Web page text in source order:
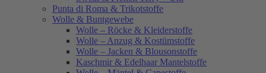
Punta di Roma & Trikotstoffe
Wolle & Buntgewebe
Wolle – Röcke & Kleiderstoffe
Wolle – Anzug & Kostümstoffe
Wolle – Jacken & Blousonstoffe
Kaschmir & Edelhaar Mantelstoffe